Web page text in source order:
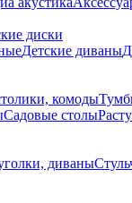
диски
Детские диваны
комоды
Садовые столы
диваны